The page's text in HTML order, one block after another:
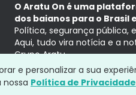
O Aratu On é uma
dos baianos para o Brasil
Política, segurança pública,
Aqui, tudo vira notícia e a
Grupo Aratu
e personalizar a sua
Política de Privacidade